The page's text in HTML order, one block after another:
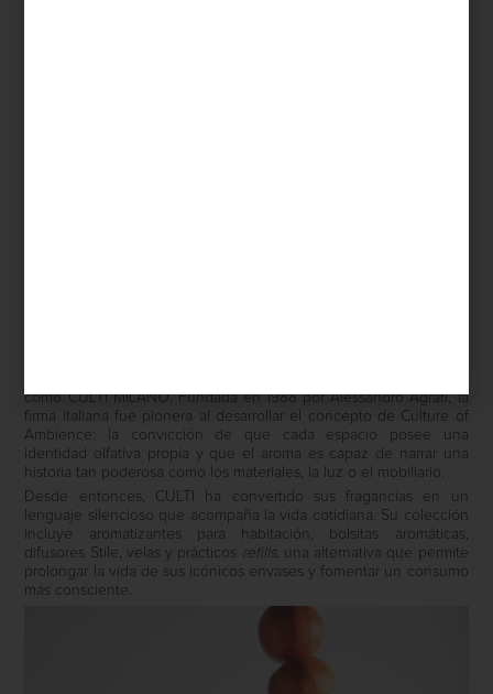
comoCULTI MILANO. Fundada en 1988 por Alessandro Agrati, la
firma italiana fue pionera al desarrollar el concepto de Culture of
Ambience: la convicción de que cada espacio posee una
identidad olfativa propia y que el aroma es capaz de narrar una
historia tan poderosa como los materiales, la luz o el mobiliario.
Desde entonces, CULTI ha convertido sus fragancias en un
lenguaje silencioso que acompaña la vida cotidiana. Su colección
incluye aromatizantes para habitación, bolsitas aromáticas,
difusores Stile, velas y prácticos refills, una alternativa que permite
prolongar la vida de sus icónicos envases y fomentar un consumo
más consciente.